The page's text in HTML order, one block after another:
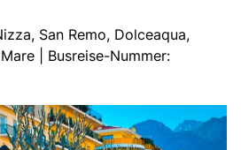
San Remo, Dolceaqua,
| Busreise-Nummer: